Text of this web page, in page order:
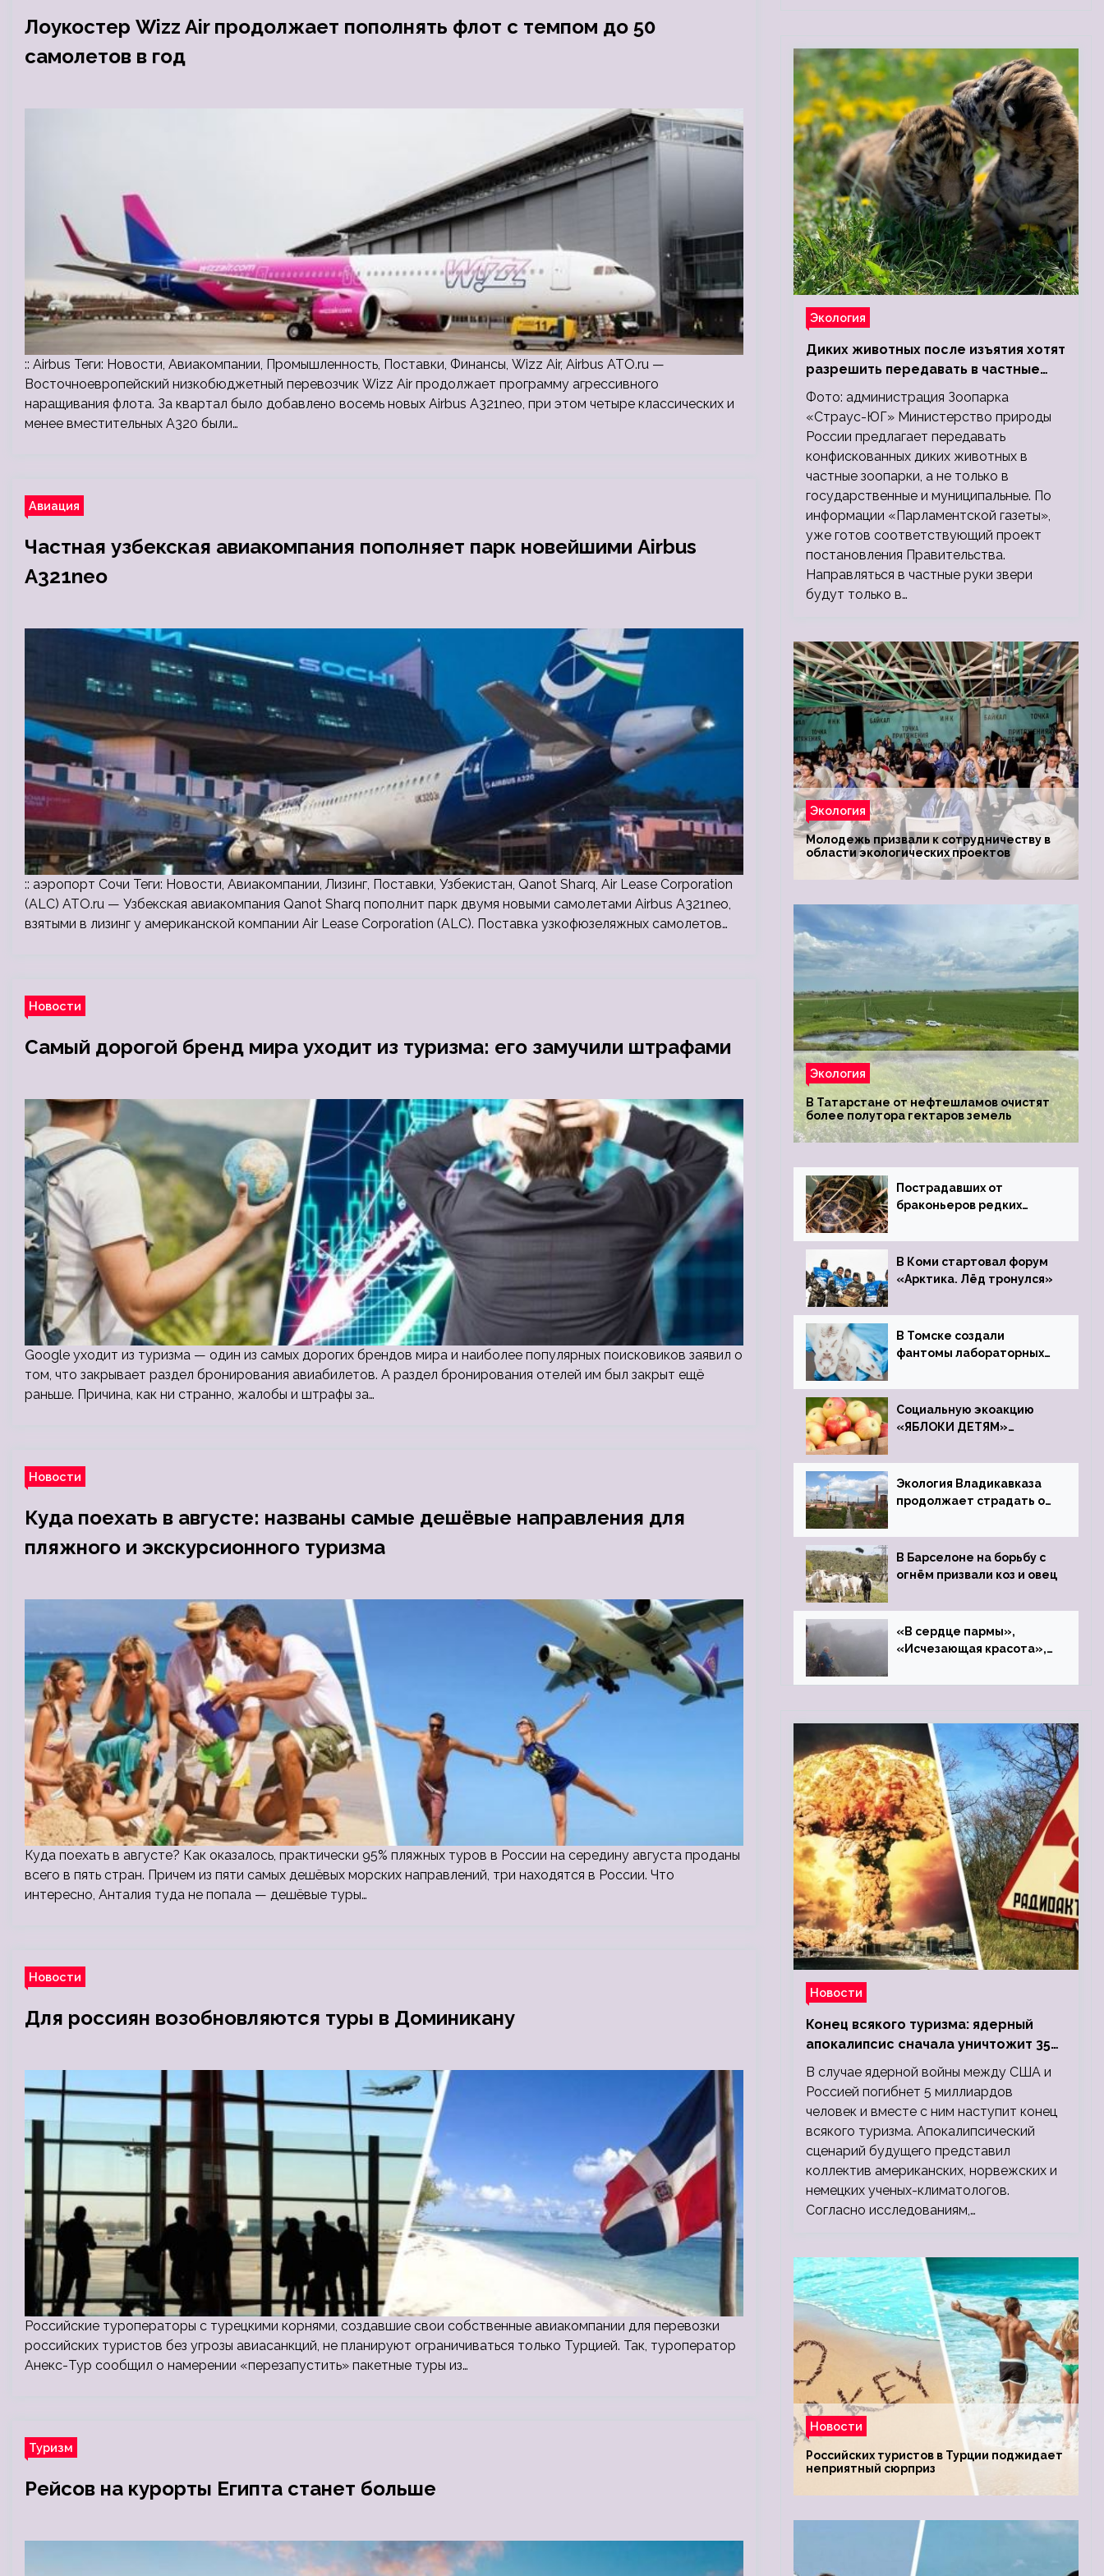
Лоукостер Wizz Air продолжает пополнять флот с темпом до 50
самолетов в год
:: Airbus Теги: Новости, Авиакомпании, Промышленность, Поставки, Финансы, Wizz Air, Airbus ATO.ru —
Восточноевропейский низкобюджетный перевозчик Wizz Air продолжает программу агрессивного
наращивания флота. За квартал было добавлено восемь новых Airbus A321neo, при этом четыре классических и
менее вместительных A320 были…
Авиация
Частная узбекская авиакомпания пополняет парк новейшими Airbus
A321neo
:: аэропорт Сочи Теги: Новости, Авиакомпании, Лизинг, Поставки, Узбекистан, Qanot Sharq, Air Lease Corporation
(ALC) ATO.ru — Узбекская авиакомпания Qanot Sharq пополнит парк двумя новыми самолетами Airbus A321neo,
взятыми в лизинг у американской компании Air Lease Corporation (ALC). Поставка узкофюзеляжных самолетов…
Новости
Самый дорогой бренд мира уходит из туризма: его замучили штрафами
Google уходит из туризма — один из самых дорогих брендов мира и наиболее популярных поисковиков заявил о
том, что закрывает раздел бронирования авиабилетов. А раздел бронирования отелей им был закрыт ещё
раньше. Причина, как ни странно, жалобы и штрафы за…
Новости
Куда поехать в августе: названы самые дешёвые направления для
пляжного и экскурсионного туризма
Куда поехать в августе? Как оказалось, практически 95% пляжных туров в России на середину августа проданы
всего в пять стран. Причем из пяти самых дешёвых морских направлений, три находятся в России. Что
интересно, Анталия туда не попала — дешёвые туры…
Новости
Для россиян возобновляются туры в Доминикану
Российские туроператоры с турецкими корнями, создавшие свои собственные авиакомпании для перевозки
российских туристов без угрозы авиасанкций, не планируют ограничиваться только Турцией. Так, туроператор
Анекс-Тур сообщил о намерении «перезапустить» пакетные туры из…
Туризм
Рейсов на курорты Египта станет больше
Экология
Диких животных после изъятия хотят
разрешить передавать в частные
зоопарки
Фото: администрация Зоопарка
«Страус-ЮГ» Министерство природы
России предлагает передавать
конфискованных диких животных в
частные зоопарки, а не только в
государственные и муниципальные. По
информации «Парламентской газеты»,
уже готов соответствующий проект
постановления Правительства.
Направляться в частные руки звери
будут только в…
Экология
Молодежь призвали к сотрудничеству в
области экологических проектов
Экология
В Татарстане от нефтешламов очистят
более полутора гектаров земель
Пострадавших от
браконьеров редких
Ростовский зоопарк
В Коми стартовал форум
«Арктика. Лёд тронулся»
В Томске создали
фантомы лабораторных
Социальную экоакцию
«ЯБЛОКИ ДЕТЯМ»
Экология Владикавказа
продолжает страдать от
завода
В Барселоне на борьбу с
огнём призвали коз и овец
«В сердце пармы»,
«Исчезающая красота»,
Новости
Конец всякого туризма: ядерный
апокалипсис сначала уничтожит 350
миллионов, а потом 5 миллиардов
людей
В случае ядерной войны между США и
Россией погибнет 5 миллиардов
человек и вместе с ним наступит конец
всякого туризма. Апокалипсический
сценарий будущего представил
коллектив американских, норвежских и
немецких ученых-климатологов.
Согласно исследованиям,…
Новости
Российских туристов в Турции поджидает
неприятный сюрприз